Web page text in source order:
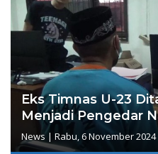
Eks Timnas U-23
Menjadi Pengedar
News| Rabu, 6 November 2024